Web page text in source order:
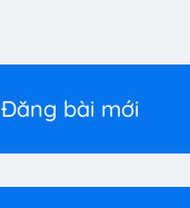
Đăng bài mới